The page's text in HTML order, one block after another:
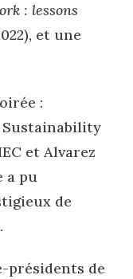
: lessons
et une
:
Sustainability
et Alvarez
a pu
de
présidents de